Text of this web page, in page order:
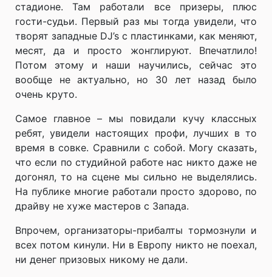
стадионе. Там работали все призеры, плюс
гости-судьи. Первый раз мы тогда увидели, что
творят западные DJ’s с пластинками, как меняют,
месят, да и просто жонглируют. Впечатлило!
Потом этому и наши научились, сейчас это
вообще не актуально, но 30 лет назад было
очень круто.
Самое главное – мы повидали кучу классных
ребят, увидели настоящих профи, лучших в то
время в совке. Сравнили с собой. Могу сказать,
что если по студийной работе нас никто даже не
догонял, то на сцене мы сильно не выделялись.
На публике многие работали просто здорово, по
драйву не хуже мастеров с Запада.
Впрочем, организаторы-прибалты тормознули и
всех потом кинули. Ни в Европу никто не поехал,
ни денег призовых никому не дали.